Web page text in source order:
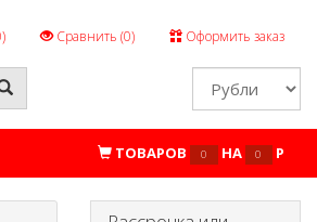
) Сравнить (0) Оформить заказ
ТОВАРОВ 0 НА 0 P